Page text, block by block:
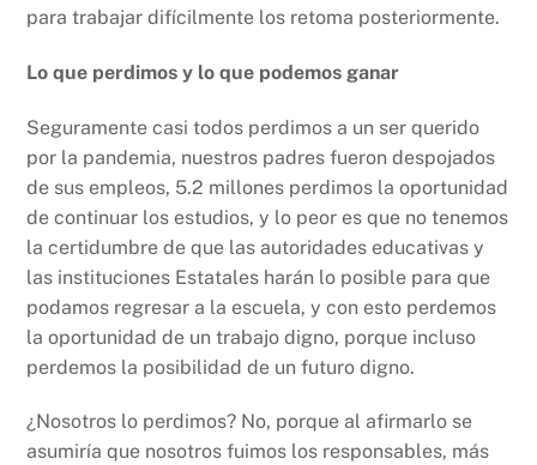
para trabajar difícilmente los retoma posteriormente.
Lo que perdimos y lo que podemos ganar
Seguramente casi todos perdimos a un ser querido
por la pandemia, nuestros padres fueron despojados
de sus empleos, 5.2 millones perdimos la oportunidad
de continuar los estudios, y lo peor es que no tenemos
la certidumbre de que las autoridades educativas y
las instituciones Estatales harán lo posible para que
podamos regresar a la escuela, y con esto perdemos
la oportunidad de un trabajo digno, porque incluso
perdemos la posibilidad de un futuro digno.
¿Nosotros lo perdimos? No, porque al afirmarlo se
asumiría que nosotros fuimos los responsables, más